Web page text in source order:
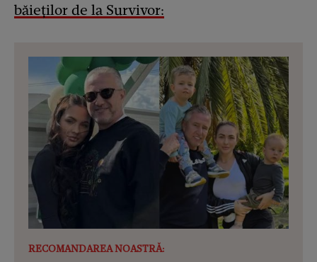
băieților de la Survivor:
RECOMANDAREA NOASTRĂ: